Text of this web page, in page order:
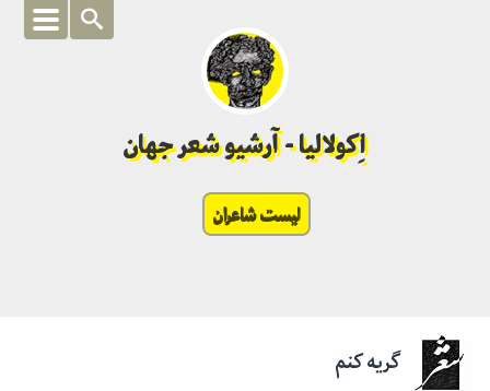
اِکولالیا - آرشیو شعر جهان
لیست شاعران
گریه کنم